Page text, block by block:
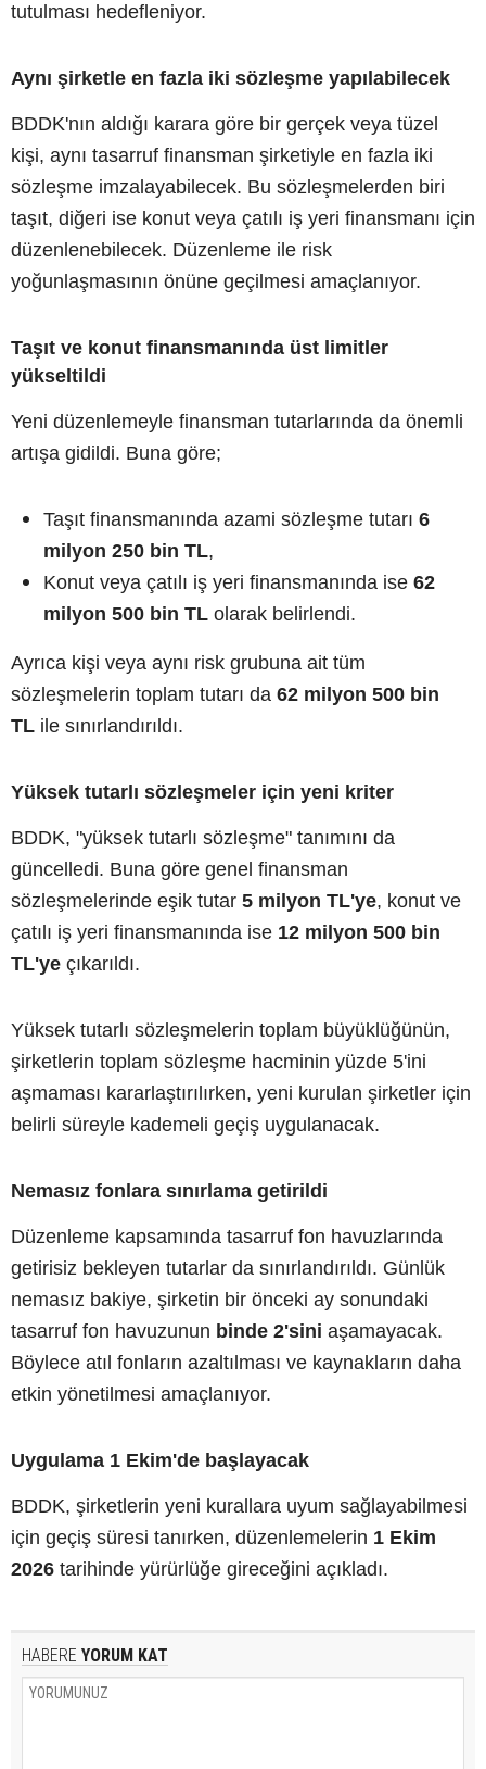
tutulması hedefleniyor.
Aynı şirketle en fazla iki sözleşme yapılabilecek
BDDK'nın aldığı karara göre bir gerçek veya tüzel
kişi, aynı tasarruf finansman şirketiyle en fazla iki
sözleşme imzalayabilecek. Bu sözleşmelerden biri
taşıt, diğeri ise konut veya çatılı iş yeri finansmanı için
düzenlenebilecek. Düzenleme ile risk
yoğunlaşmasının önüne geçilmesi amaçlanıyor.
Taşıt ve konut finansmanında üst limitler
yükseltildi
Yeni düzenlemeyle finansman tutarlarında da önemli
artışa gidildi. Buna göre;
Taşıt finansmanında azami sözleşme tutarı 6
milyon 250 bin TL,
Konut veya çatılı iş yeri finansmanında ise 62
milyon 500 bin TL olarak belirlendi.
Ayrıca kişi veya aynı risk grubuna ait tüm
sözleşmelerin toplam tutarı da 62 milyon 500 bin
TL ile sınırlandırıldı.
Yüksek tutarlı sözleşmeler için yeni kriter
BDDK, "yüksek tutarlı sözleşme" tanımını da
güncelledi. Buna göre genel finansman
sözleşmelerinde eşik tutar 5 milyon TL'ye, konut ve
çatılı iş yeri finansmanında ise 12 milyon 500 bin
TL'ye çıkarıldı.
Yüksek tutarlı sözleşmelerin toplam büyüklüğünün,
şirketlerin toplam sözleşme hacminin yüzde 5'ini
aşmaması kararlaştırılırken, yeni kurulan şirketler için
belirli süreyle kademeli geçiş uygulanacak.
Nemasız fonlara sınırlama getirildi
Düzenleme kapsamında tasarruf fon havuzlarında
getirisiz bekleyen tutarlar da sınırlandırıldı. Günlük
nemasız bakiye, şirketin bir önceki ay sonundaki
tasarruf fon havuzunun binde 2'sini aşamayacak.
Böylece atıl fonların azaltılması ve kaynakların daha
etkin yönetilmesi amaçlanıyor.
Uygulama 1 Ekim'de başlayacak
BDDK, şirketlerin yeni kurallara uyum sağlayabilmesi
için geçiş süresi tanırken, düzenlemelerin 1 Ekim
2026 tarihinde yürürlüğe gireceğini açıkladı.
HABERE YORUM KAT